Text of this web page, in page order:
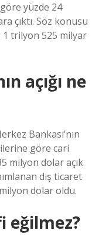
göre yüzde 24
çıktı. Söz konusu
1 trilyon 525 milyar
açığı ne
Bankası’nın
göre cari
milyon dolar açık
dış ticaret
milyon dolar oldu.
eğilmez?